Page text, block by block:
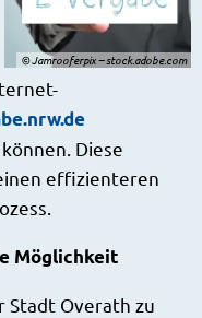
© Jamrooferpix – stock.adobe.com
Diese
effizienteren
Möglichkeit
Stadt Overath zu